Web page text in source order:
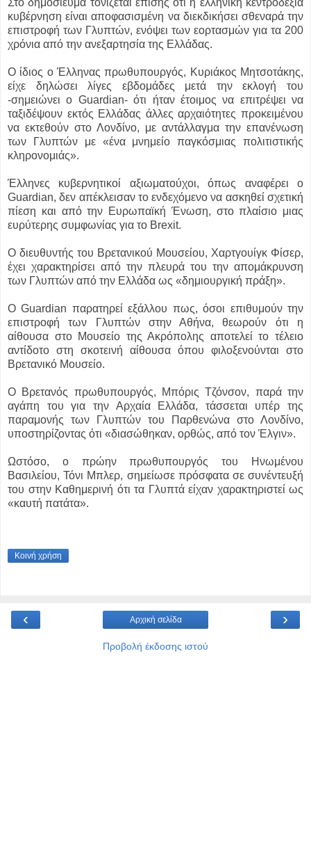
Στο δημοσίευμα τονίζεται επίσης ότι η ελληνική κεντροδεξιά
κυβέρνηση είναι αποφασισμένη να διεκδικήσει σθεναρά την
επιστροφή των Γλυπτών, ενόψει των εορτασμών για τα 200
χρόνια από την ανεξαρτησία της Ελλάδας.
Ο ίδιος ο Έλληνας πρωθυπουργός, Κυριάκος Μητσοτάκης,
είχε δηλώσει λίγες εβδομάδες μετά την εκλογή του
-σημειώνει ο Guardian- ότι ήταν έτοιμος να επιτρέψει να
ταξιδέψουν εκτός Ελλάδας άλλες αρχαιότητες προκειμένου
να εκτεθούν στο Λονδίνο, με αντάλλαγμα την επανένωση
των Γλυπτών με «ένα μνημείο παγκόσμιας πολιτιστικής
κληρονομιάς».
Έλληνες κυβερνητικοί αξιωματούχοι, όπως αναφέρει ο
Guardian, δεν απέκλεισαν το ενδεχόμενο να ασκηθεί σχετική
πίεση και από την Ευρωπαϊκή Ένωση, στο πλαίσιο μιας
ευρύτερης συμφωνίας για το Brexit.
Ο διευθυντής του Βρετανικού Μουσείου, Χαρτγουίγκ Φίσερ,
έχει χαρακτηρίσει από την πλευρά του την απομάκρυνση
των Γλυπτών από την Ελλάδα ως «δημιουργική πράξη».
Ο Guardian παρατηρεί εξάλλου πως, όσοι επιθυμούν την
επιστροφή των Γλυπτών στην Αθήνα, θεωρούν ότι η
αίθουσα στο Μουσείο της Ακρόπολης αποτελεί το τέλειο
αντίδοτο στη σκοτεινή αίθουσα όπου φιλοξενούνται στο
Βρετανικό Μουσείο.
Ο Βρετανός πρωθυπουργός, Μπόρις Τζόνσον, παρά την
αγάπη του για την Αρχαία Ελλάδα, τάσσεται υπέρ της
παραμονής των Γλυπτών του Παρθενώνα στο Λονδίνο,
υποστηρίζοντας ότι «διασώθηκαν, ορθώς, από τον Έλγιν».
Ωστόσο, ο πρώην πρωθυπουργός του Ηνωμένου
Βασιλείου, Τόνι Μπλερ, σημείωσε πρόσφατα σε συνέντευξή
του στην Καθημερινή ότι τα Γλυπτά είχαν χαρακτηριστεί ως
«καυτή πατάτα».
Κοινή χρήση
‹ ›
Αρχική σελίδα
Προβολή έκδοσης ιστού